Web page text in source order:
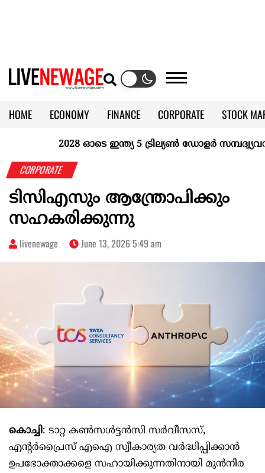
HOME ECONOMY FINANCE CORPORATE
STOCK
KERALA @70
2028 ഓടെ ഇന്ത്യ 5 ട്രില്യണ്‍ ഡോളര്‍
CORPORATE
ടിസിഎസും ആന്ത്രോപിക്കും
സഹകരിക്കുന്നു
livenewage June 13, 2026 5:49 am
കൊച്ചി: ടാറ്റ കൺസൾട്ടൻസി സർവീസസ്,
എൻ്റർപ്രൈസ് എഐ സ്വീകാര്യത വർദ്ധിപ്പിക്കാൻ
ഉപഭോക്താക്കളെ സഹായിക്കുന്നതിനായി മുൻനിര